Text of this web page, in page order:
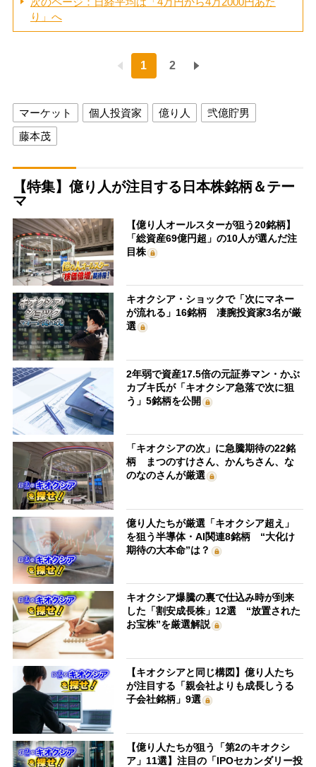
り」へ
1 2
マーケット 個人投資家 億り人
弐億貯男
藤本茂
【特集】億り人が注目する日本株銘柄＆テー
マ
【億り人オールスターが狙う20銘柄】
「総資産69億円超」の10人が選んだ注
目株
キオクシア・ショックで「次にマネー
が流れる」16銘柄 凄腕投資家3名が厳
選
2年弱で資産17.5倍の元証券マン・かぶ
カブキ氏が「キオクシア急落で次に狙
う」5銘柄を公開
「キオクシアの次」に急騰期待の22銘
柄 まつのすけさん、かんちさん、な
のなのさんが厳選
億り人たちが厳選「キオクシア超え」
を狙う半導体・AI関連8銘柄 “大化け
期待の大本命”は？
キオクシア爆騰の裏で仕込み時が到来
した「割安成長株」12選 “放置された
お宝株”を厳選解説
【キオクシアと同じ構図】億り人たち
が注目する「親会社よりも成長しうる
子会社銘柄」9選
【億り人たちが狙う「第2のキオクシ
ア」11選】注目の「IPOセカンダリー投